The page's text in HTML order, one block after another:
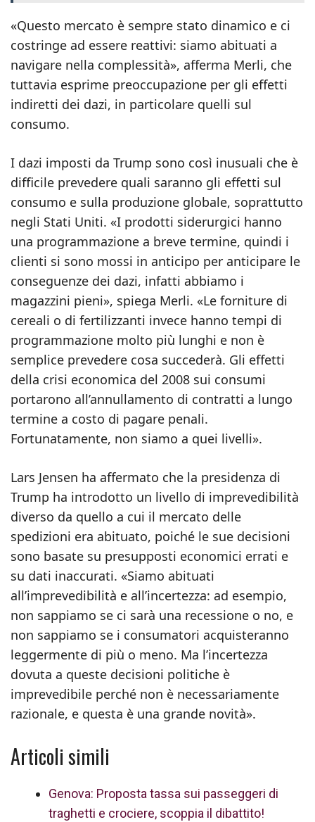
«Questo mercato è sempre stato dinamico e ci
costringe ad essere reattivi: siamo abituati a
navigare nella complessità», afferma Merli, che
tuttavia esprime preoccupazione per gli effetti
indiretti dei dazi, in particolare quelli sul
consumo.
I dazi imposti da Trump sono così inusuali che è
difficile prevedere quali saranno gli effetti sul
consumo e sulla produzione globale, soprattutto
negli Stati Uniti. «I prodotti siderurgici hanno
una programmazione a breve termine, quindi i
clienti si sono mossi in anticipo per anticipare le
conseguenze dei dazi, infatti abbiamo i
magazzini pieni», spiega Merli. «Le forniture di
cereali o di fertilizzanti invece hanno tempi di
programmazione molto più lunghi e non è
semplice prevedere cosa succederà. Gli effetti
della crisi economica del 2008 sui consumi
portarono all’annullamento di contratti a lungo
termine a costo di pagare penali.
Fortunatamente, non siamo a quei livelli».
Lars Jensen ha affermato che la presidenza di
Trump ha introdotto un livello di imprevedibilità
diverso da quello a cui il mercato delle
spedizioni era abituato, poiché le sue decisioni
sono basate su presupposti economici errati e
su dati inaccurati. «Siamo abituati
all’imprevedibilità e all’incertezza: ad esempio,
non sappiamo se ci sarà una recessione o no, e
non sappiamo se i consumatori acquisteranno
leggermente di più o meno. Ma l’incertezza
dovuta a queste decisioni politiche è
imprevedibile perché non è necessariamente
razionale, e questa è una grande novità».
Articoli simili
Genova: Proposta tassa sui passeggeri di
traghetti e crociere, scoppia il dibattito!